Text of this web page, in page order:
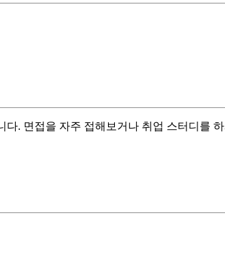
. 면접을 자주 접해보거나 취업 스터디를